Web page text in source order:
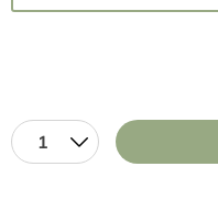
1